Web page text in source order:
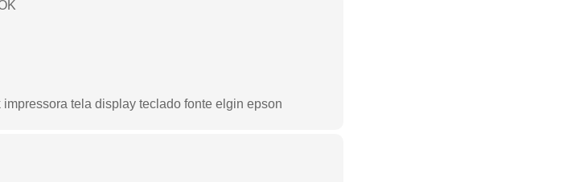
tela display teclado fonte elgin epson